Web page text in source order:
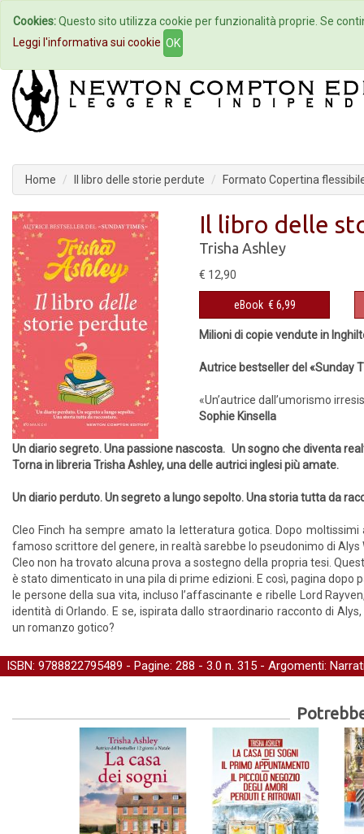
Home Autori Eventi
Home Il libro delle storie perdute Formato Copertina
Il libro delle
Trisha Ashley
€ 12,90
eBook € 6,99
Milioni di copie vendute in
Autrice bestseller del «Sunday
«Un’autrice dall’umorismo
Sophie Kinsella
Un diario segreto. Una passione nascosta. Un sogno che diventa
Torna in libreria Trisha Ashley, una delle autrici inglesi più amate.
Un diario perduto. Un segreto a lungo sepolto. Una storia tutta da
Cleo Finch ha sempre amato la letteratura gotica. Dopo
famoso scrittore del genere, in realtà sarebbe lo pseudonimo di
Cleo non ha trovato alcuna prova a sostegno della propria tesi.
è stato dimenticato in una pila di prime edizioni. E così, pagina
le persone della sua vita, incluso l’affascinante e ribelle Lord
identità di Orlando. E se, ispirata dallo straordinario racconto di
un romanzo gotico?
ISBN: 9788822795489 - Pagine: 288 - 3.0 n. 315 - Argomenti:
Cookies:Questo sito utilizza cookie per funzionalità proprie. Se
Leggi l'informativa sui cookie OK